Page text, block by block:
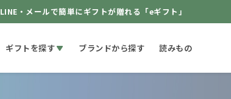
LINE・メールで簡単にギフトが贈れる「eギフト」
ギフトを探す ブランドから探す 読みもの